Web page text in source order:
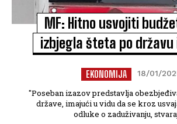
MF: Hitno usvojiti
izbjegla šteta po
EKONOMIJA 18/01/
"Poseban izazov predstavlja
države, imajući u vidu da se kroz
odluke o zaduživanju,